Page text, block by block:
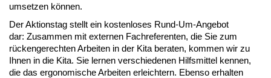
umsetzen können.
Der Aktionstag stellt ein kostenloses Rund-Um-Angebot
dar: Zusammen mit externen Fachreferenten, die Sie zum
rückengerechten Arbeiten in der Kita beraten, kommen wir zu
Ihnen in die Kita. Sie lernen verschiedenen Hilfsmittel kennen,
die das ergonomische Arbeiten erleichtern. Ebenso erhalten